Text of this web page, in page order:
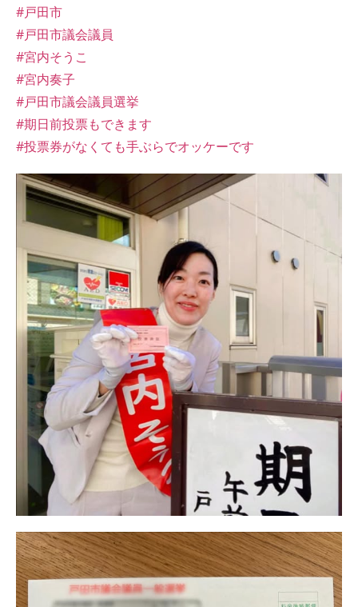
#戸田市
#戸田市議会議員
#宮内そうこ
#宮内奏子
#戸田市議会議員選挙
#期日前投票もできます
#投票券がなくても手ぶらでオッケーです